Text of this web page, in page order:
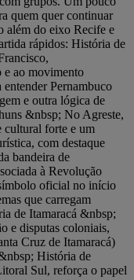
quem quer continuar
além do eixo Recife e
rápidos: História de
e ao movimento
Pernambuco
e outra lógica de
&nbsp; No Agreste,
cultural forte e um
com destaque
bandeira de
à Revolução
oficial no início
que carregam
de Itamaracá &nbsp;
e disputas coloniais,
Cruz de Itamaracá)
História de
Sul, reforça o papel